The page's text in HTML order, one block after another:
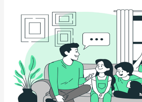
Keluarga:
Kunci
Hubungan
yang
Harmonis